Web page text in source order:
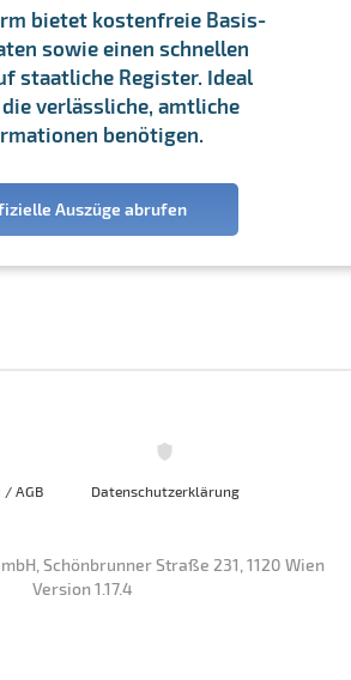
bietet kostenfreie Basis-
sowie einen schnellen
staatliche Register. Ideal
verlässliche, amtliche
benötigen.
Auszüge abrufen
/ AGB Datenschutzerklärung
Schönbrunner Straße 231, 1120 Wien
Version 1.17.4